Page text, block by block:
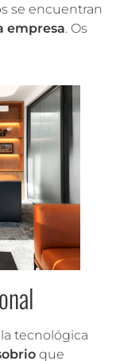
se encuentran
empresa. Os
tecnológica
que